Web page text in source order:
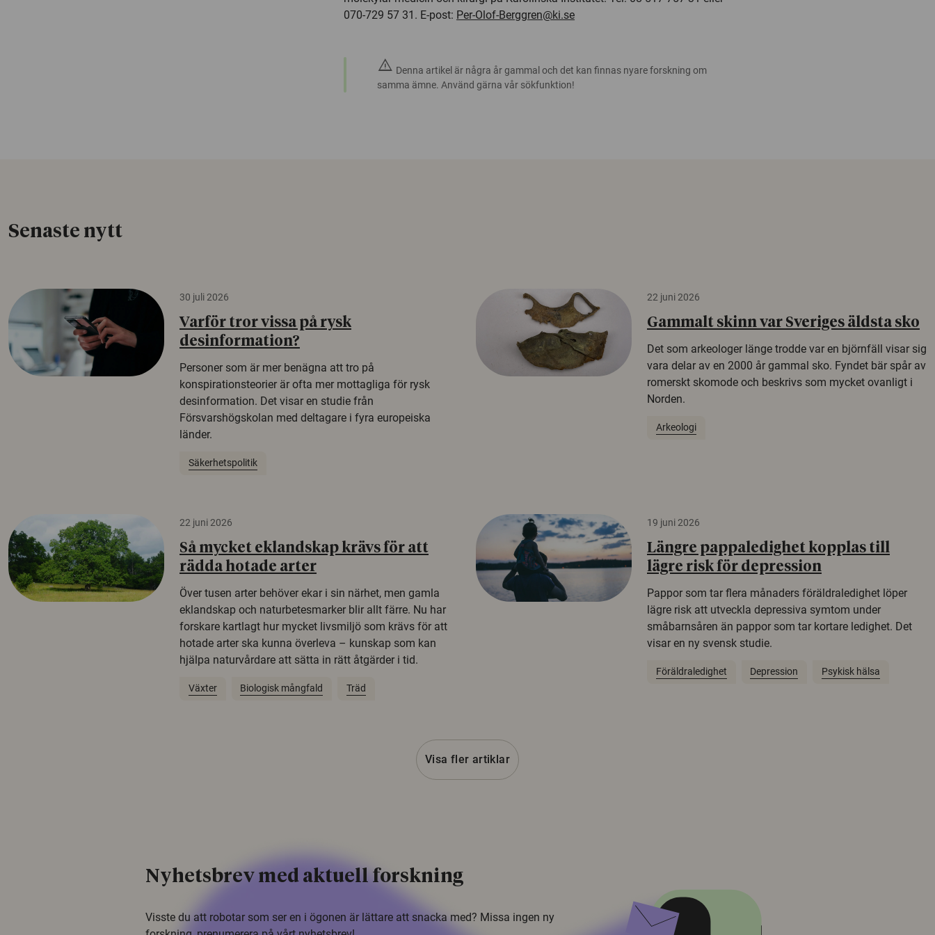
070-729 57 31. E-post: Per-Olof-Berggren@ki.se
warning Denna artikel är några år gammal och det kan finnas nyare forskning om
samma ämne. Använd gärna vår sökfunktion!
Senaste nytt
30 juli 2026
Varför tror vissa på rysk
desinformation?
Personer som är mer benägna att tro på
konspirationsteorier är ofta mer mottagliga för rysk
desinformation. Det visar en studie från
Försvarshögskolan med deltagare i fyra europeiska
länder.
Säkerhetspolitik
22 juni 2026
Gammalt skinn var Sveriges äldsta sko
Det som arkeologer länge trodde var en björnfäll visar sig
vara delar av en 2000 år gammal sko. Fyndet bär spår av
romerskt skomode och beskrivs som mycket ovanligt i
Norden.
Arkeologi
22 juni 2026
Så mycket eklandskap krävs för att
rädda hotade arter
Över tusen arter behöver ekar i sin närhet, men gamla
eklandskap och naturbetesmarker blir allt färre. Nu har
forskare kartlagt hur mycket livsmiljö som krävs för att
hotade arter ska kunna överleva – kunskap som kan
hjälpa naturvårdare att sätta in rätt åtgärder i tid.
Växter Biologisk mångfald Träd
19 juni 2026
Längre pappaledighet kopplas till
lägre risk för depression
Pappor som tar flera månaders föräldraledighet löper
lägre risk att utveckla depressiva symtom under
småbarnsåren än pappor som tar kortare ledighet. Det
visar en ny svensk studie.
Föräldraledighet Depression Psykisk hälsa
Visa fler artiklar
Nyhetsbrev med aktuell forskning
Visste du att robotar som ser en i ögonen är lättare att snacka med? Missa ingen ny